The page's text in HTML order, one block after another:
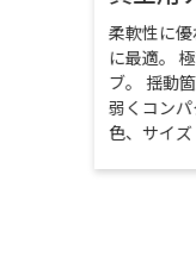
柔軟性に
に最適。
ブ。 揺動
弱くコン
色、サイズ